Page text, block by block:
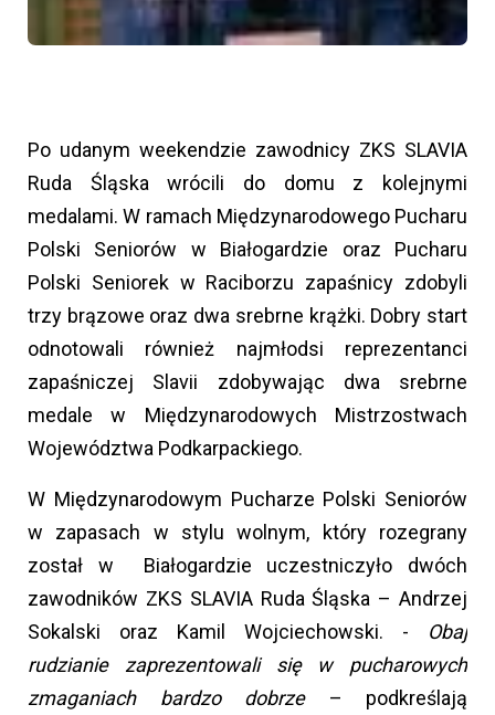
Po udanym weekendzie zawodnicy ZKS SLAVIA
Ruda Śląska wrócili do domu z kolejnymi
medalami. W ramach Międzynarodowego Pucharu
Polski Seniorów w Białogardzie oraz Pucharu
Polski Seniorek w Raciborzu zapaśnicy zdobyli
trzy brązowe oraz dwa srebrne krążki. Dobry start
odnotowali również najmłodsi reprezentanci
zapaśniczej Slavii zdobywając dwa srebrne
medale w Międzynarodowych Mistrzostwach
Województwa Podkarpackiego.
W Międzynarodowym Pucharze Polski Seniorów
w zapasach w stylu wolnym, który rozegrany
został w Białogardzie uczestniczyło dwóch
zawodników ZKS SLAVIA Ruda Śląska – Andrzej
Sokalski oraz Kamil Wojciechowski. - Obaj
rudzianie zaprezentowali się w pucharowych
zmaganiach bardzo dobrze– podkreślają